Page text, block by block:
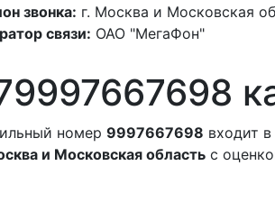
звонка: г. Москва и Московская
связи: ОАО "МегаФон"
номер 9997667698 входит
и Московская область с